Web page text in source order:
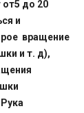
от5 до 20
и
вращение
и т. д),